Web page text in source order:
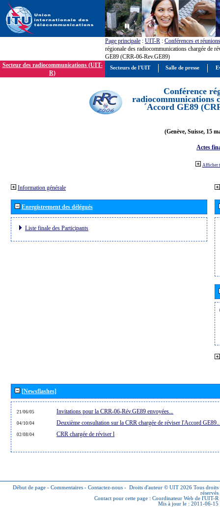
Page principale : UIT-R : Conférences et réunions
régionale des radiocommunications chargée de
GE89 (CRR-06-Rev.GE89)
Secteur des radiocommunications (UIT-
R)
Conférence
radiocommunications
´Accord GE89
(Genève, Suisse, 15
Actes
Afficher
Information générale
Enregistrement des délégués
Liste finale des Participants
[Newsflashes]
21/06/05 Invitations pour la CRR-06-Rév.GE89 envoyées...
04/10/04 Deuxième consultation sur la CRR chargée de réviser l'Accord
02/08/04 CRR chargée de réviser l
Début de page - Commentaires - Contactez-nous - Droits d'auteur © UIT 2026 Tous droits
réservés
Contact pour cette page : Coordinateur Web de l'UIT-R
Mis à jour le : 2011-06-15
Secteurs de l'UIT Salle de presse